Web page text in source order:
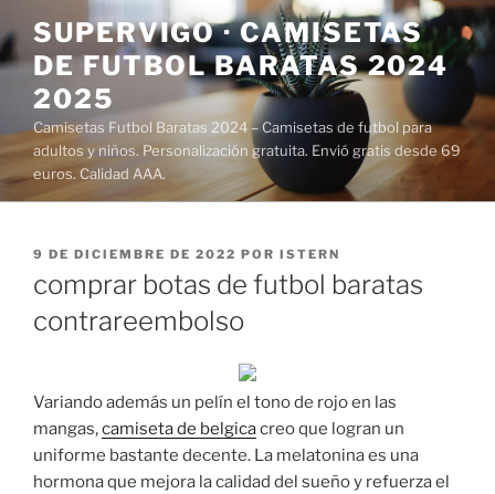
al
contenido
SUPERVIGO · CAMISETAS
DE FUTBOL BARATAS 2024
2025
Camisetas Futbol Baratas 2024 – Camisetas de futbol para
adultos y niños. Personalización gratuita. Envió gratis desde 69
euros. Calidad AAA.
PUBLICADO
9 DE DICIEMBRE DE 2022 POR ISTERN
comprar botas de futbol baratas
contrareembolso
Variando además un pelín el tono de rojo en las
mangas,camiseta de belgicacreo que logran un
uniforme bastante decente. La melatonina es una
hormona que mejora la calidad del sueño y refuerza el